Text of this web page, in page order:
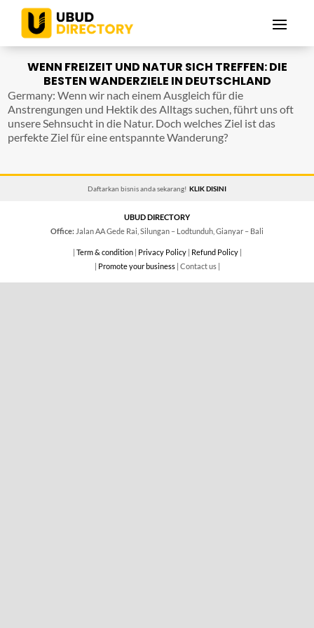
WENN FREIZEIT UND NATUR SICH TREFFEN: DIE
BESTEN WANDERZIELE IN DEUTSCHLAND
Germany: Wenn wir nach einem Ausgleich für die
Anstrengungen und Hektik des Alltags suchen, führt uns oft
unsere Sehnsucht in die Natur. Doch welches Ziel ist das
perfekte Ziel für eine entspannte Wanderung?
Daftarkan bisnis anda sekarang! KLIK DISINI
UBUD DIRECTORY
Office: Jalan AA Gede Rai, Silungan – Lodtunduh, Gianyar – Bali
Term & condition| Privacy Policy| Refund Policy|
Promote your business| Contact us |